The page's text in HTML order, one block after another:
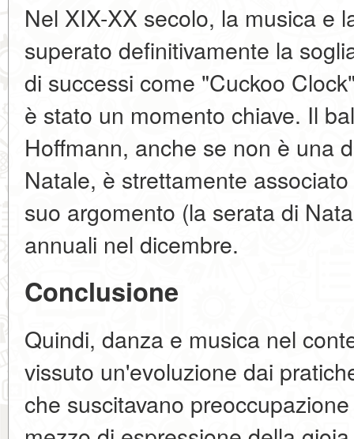
Nel XIX-XX secolo, la musica e
superato definitivamente la
di successi come "Cuckoo
è stato un momento chiave. Il
Hoffmann, anche se non è una
Natale, è strettamente
suo argomento (la serata di
annuali nel dicembre.
Conclusione
Quindi, danza e musica nel
vissuto un'evoluzione dai
che suscitavano